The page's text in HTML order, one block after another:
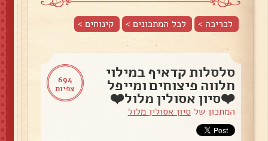
לכריכה > לכל המתכונים > קינוחים>
694
צפיות
סלסלות קדאיף במילוי
חלווה פיצוחים ומייפל
❤️סיון אסולין מלול❤️
המתכון שלסיון אסולין מלול